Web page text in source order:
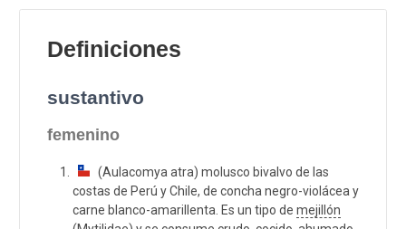
Definiciones
sustantivo
femenino
(Aulacomya atra) molusco bivalvo de las
costas de Perú y Chile, de concha negro-violácea y
carne blanco-amarillenta. Es un tipo de mejillón